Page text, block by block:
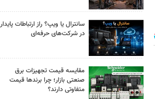
سانترال یا ویپ؟ راز ارتباطات پایدار
در شرکت‌های حرفه‌ای
مقایسه قیمت تجهیزات برق
صنعتی بازار؛ چرا برندها قیمت
متفاوتی دارند؟